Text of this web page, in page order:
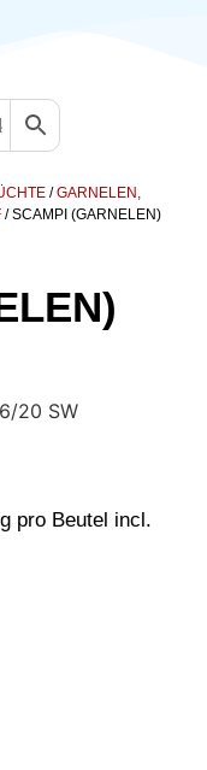
/GARNELEN,
/ SCAMPI (GARNELEN)
pro Beutel incl.